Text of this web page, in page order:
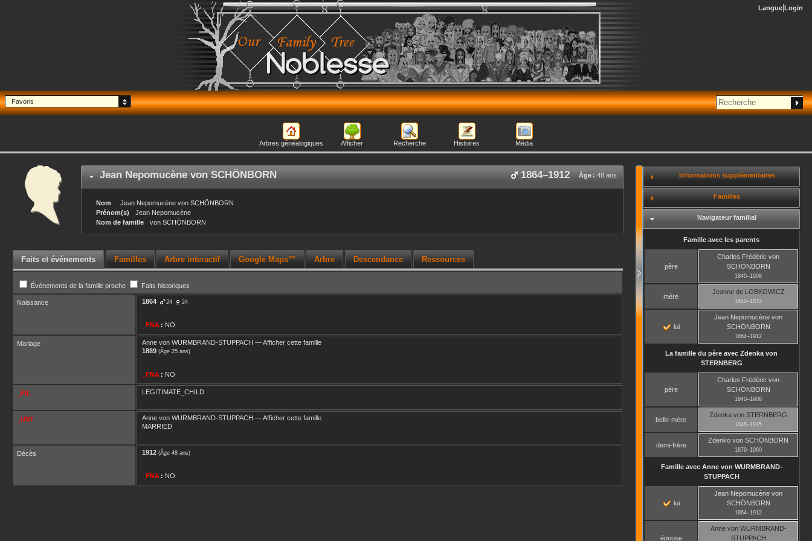
Noblesse
Langue Login
Favoris
Arbres généalogiques Afficher Recherche Histoires Média
Jean Nepomucène von SCHÖNBORN Âge : 48 ans
1864–1912
Nom Jean Nepomucène von SCHÖNBORN
Prénom(s)
Jean Nepomucène
Nom de famille
von SCHÖNBORN
Faits et événements Familles Arbre interactif Google Maps™ Arbre Descendance Ressources
Événements de la famille proche Faits historiques
Naissance 1864 24 24
_FNA : NO
Mariage Anne von WURMBRAND-STUPPACH —Afficher cette famille
1889 (Âge 25 ans)
_FNA : NO
_FIL LEGITIMATE_CHILD
_UST Anne von WURMBRAND-STUPPACH —Afficher cette famille
MARRIED
Décès 1912 (Âge 48 ans)
_FNA : NO
Informations supplémentaires
Familles
Navigateur familial
Famille avec les parents
père
Charles Frédéric von
SCHÖNBORN
1840–1908
mère
Jeannede LOBKOWICZ
1840–1872
lui
Jean Nepomucène von
SCHÖNBORN
1864–1912
La famille du père avec Zdenka von
STERNBERG
père
Charles Frédéric von
SCHÖNBORN
1840–1908
belle-mère
Zdenka von STERNBERG
1846–1915
demi-frère
Zdenko von SCHÖNBORN
1879–1960
Famille avec Annevon WURMBRAND-
STUPPACH
lui
Jean Nepomucène von
SCHÖNBORN
1864–1912
épouse
Annevon WURMBRAND-
STUPPACH